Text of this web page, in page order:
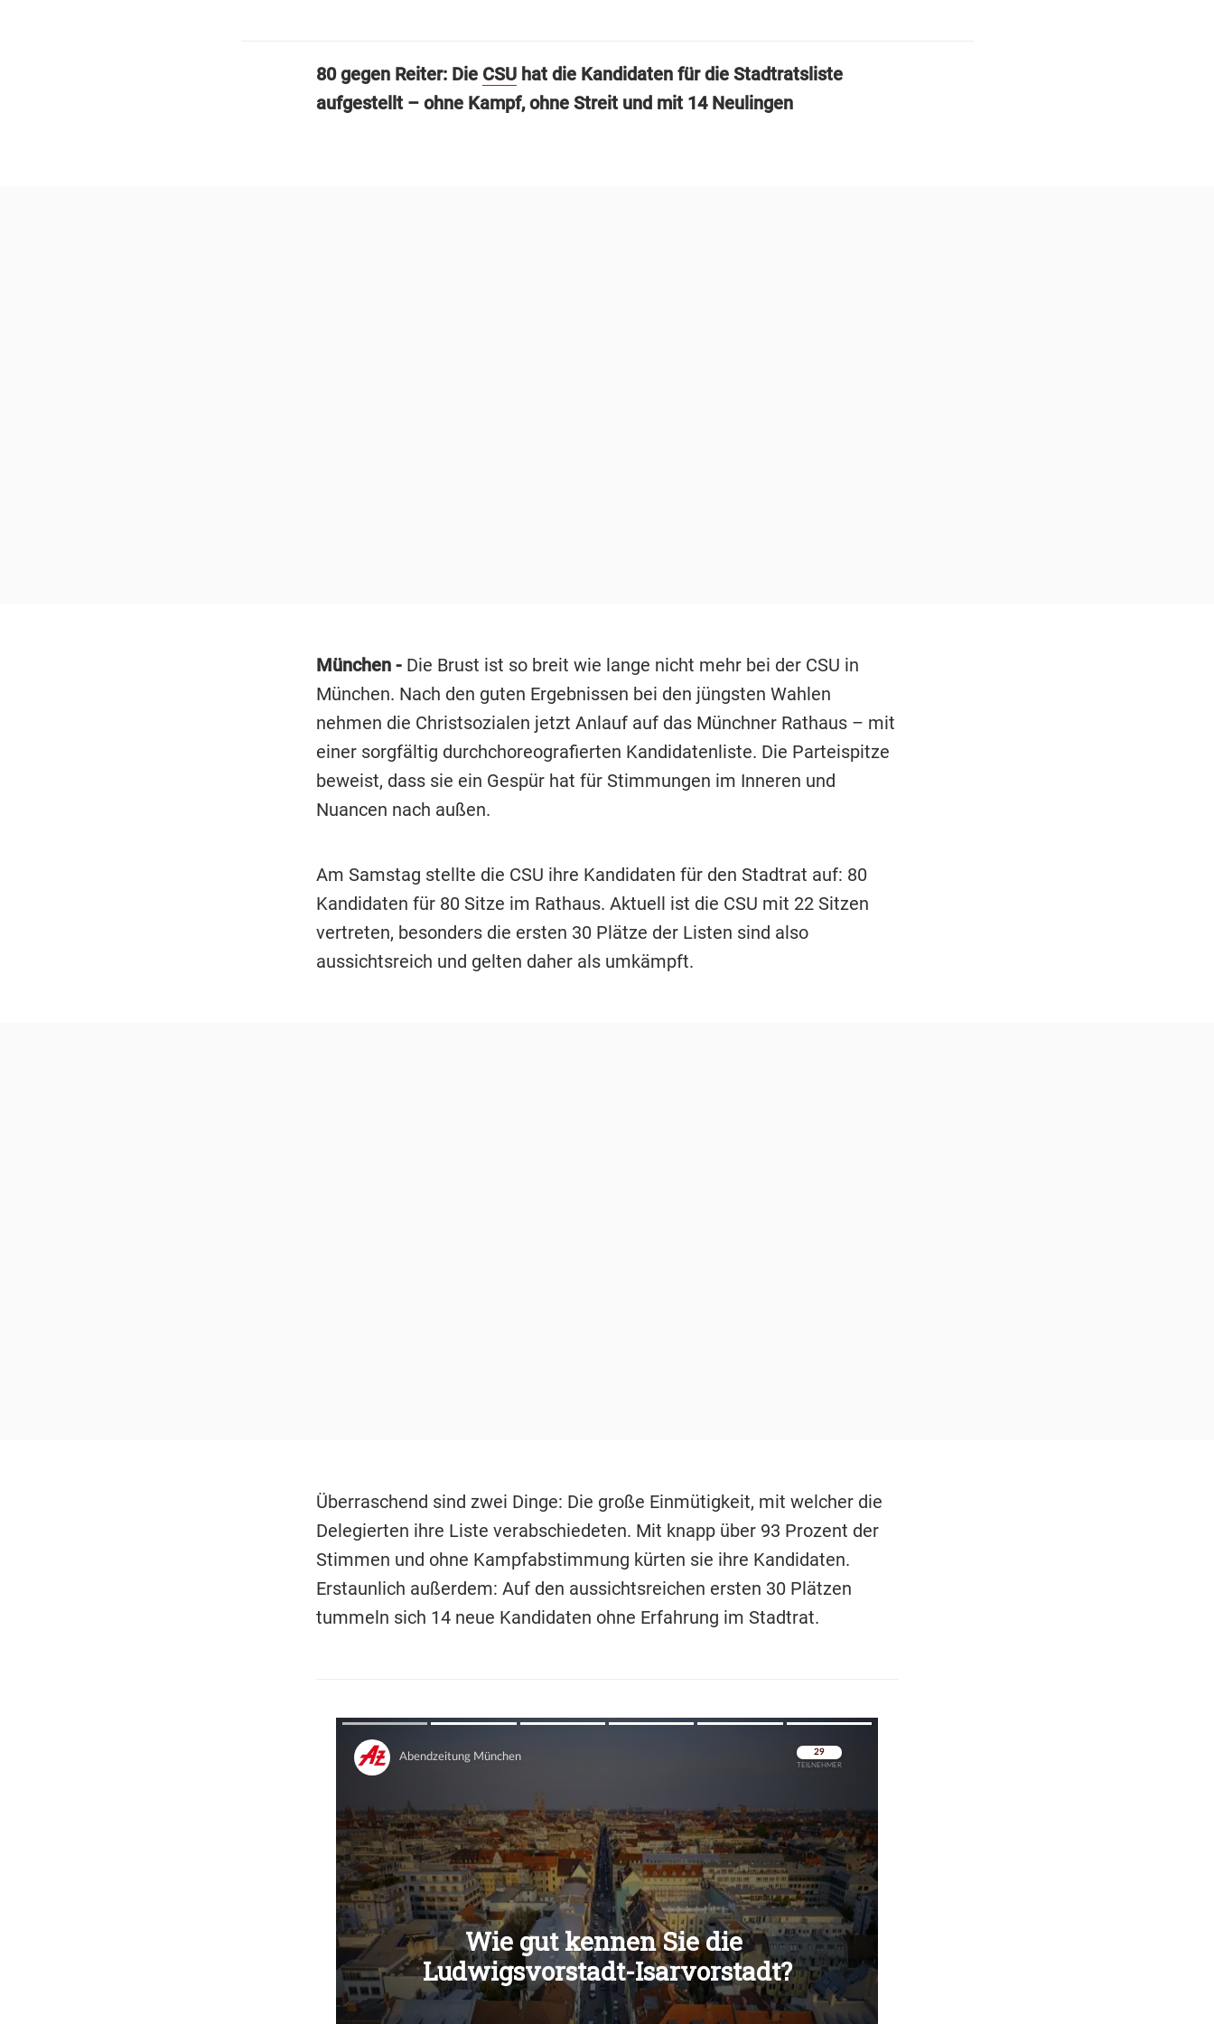
80 gegen Reiter: Die CSUhat die Kandidaten für die Stadtratsliste
aufgestellt – ohne Kampf, ohne Streit und mit 14 Neulingen
München - Die Brust ist so breit wie lange nicht mehr bei der CSU in
München. Nach den guten Ergebnissen bei den jüngsten Wahlen
nehmen die Christsozialen jetzt Anlauf auf das Münchner Rathaus – mit
einer sorgfältig durchchoreografierten Kandidatenliste. Die Parteispitze
beweist, dass sie ein Gespür hat für Stimmungen im Inneren und
Nuancen nach außen.
Am Samstag stellte die CSU ihre Kandidaten für den Stadtrat auf: 80
Kandidaten für 80 Sitze im Rathaus. Aktuell ist die CSU mit 22 Sitzen
vertreten, besonders die ersten 30 Plätze der Listen sind also
aussichtsreich und gelten daher als umkämpft.
Überraschend sind zwei Dinge: Die große Einmütigkeit, mit welcher die
Delegierten ihre Liste verabschiedeten. Mit knapp über 93 Prozent der
Stimmen und ohne Kampfabstimmung kürten sie ihre Kandidaten.
Erstaunlich außerdem: Auf den aussichtsreichen ersten 30 Plätzen
tummeln sich 14 neue Kandidaten ohne Erfahrung im Stadtrat.
Überspringen
Überspringen